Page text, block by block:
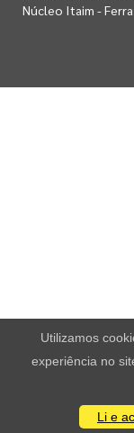
Núcleo Itaim -
Utilizamos
experiência no
Li e